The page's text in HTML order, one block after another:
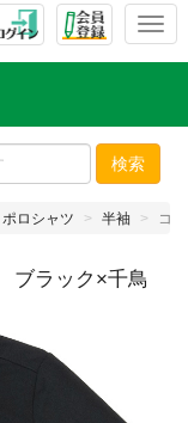
T
l
e
n
検索
ポロシャツ 半袖 コ
ラック×千鳥